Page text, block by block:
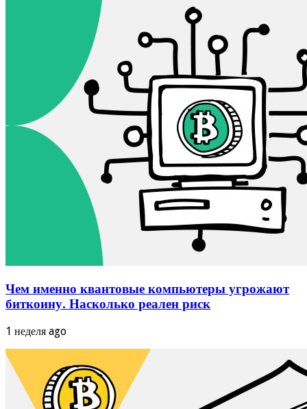
Чем именно квантовые компьютеры угрожают
биткоину. Насколько реален риск
1 неделя ago